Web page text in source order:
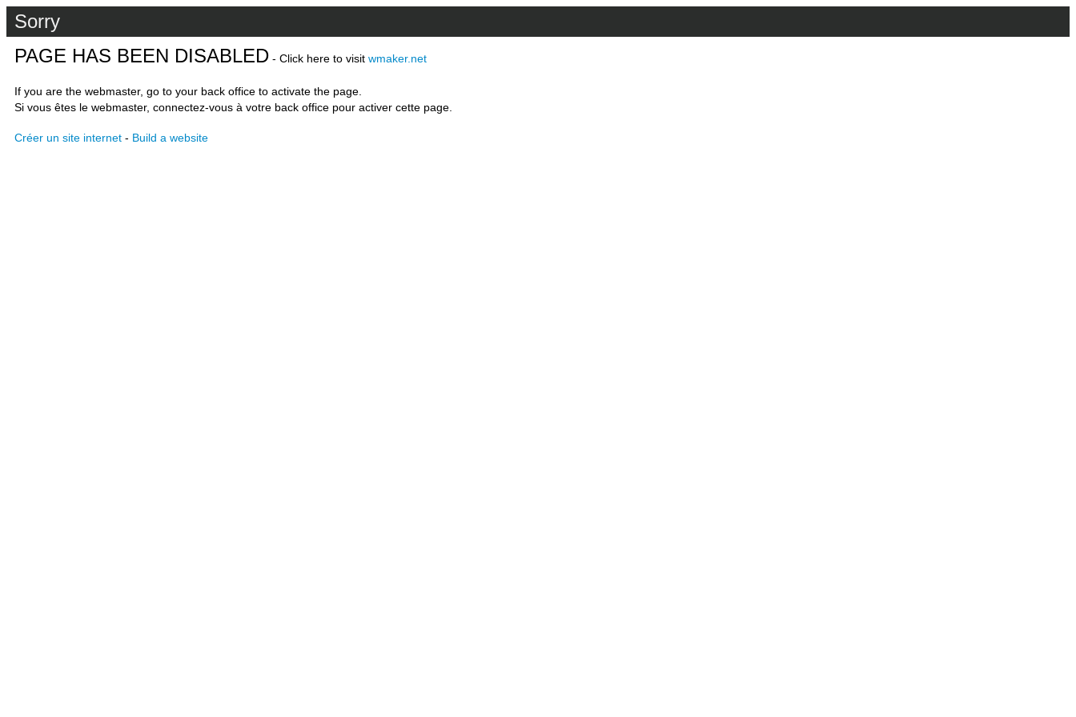
Sorry
PAGE HAS BEEN DISABLED - Click here to visit wmaker.net
If you are the webmaster, go to your back office to activate the page.
Si vous êtes le webmaster, connectez-vous à votre back office pour activer cette page.
Créer un site internet - Build a website